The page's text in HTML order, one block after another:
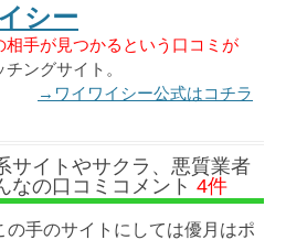
シー
相手が見つかるという口コミが
ングサイト。
→ワイワイシー公式はコチラ
サイトやサクラ、悪質業者
なの口コミコメント 4件
手のサイトにしては優月はポ